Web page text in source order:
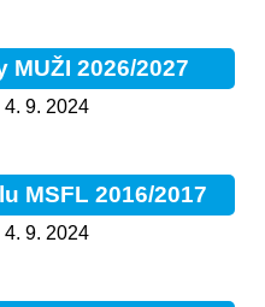
MUŽI 2026/2027
4. 9. 2024
MSFL 2016/2017
4. 9. 2024